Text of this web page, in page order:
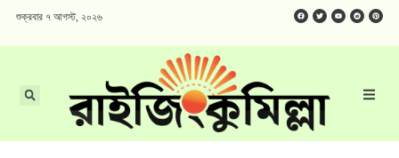
শুক্রবার ৭ আগস্ট, ২০২৬